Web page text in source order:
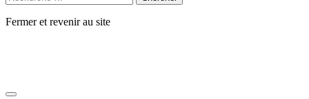
Fermer et revenir au site